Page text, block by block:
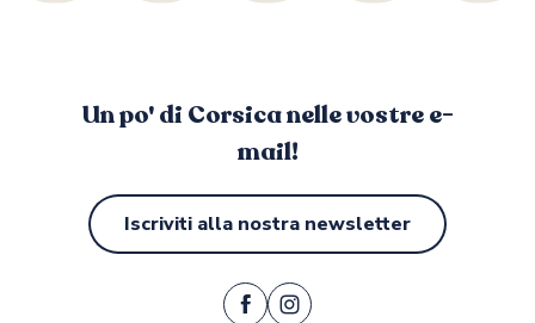
Un po' di Corsica nelle vostre e-
mail!
Iscriviti alla nostra newsletter